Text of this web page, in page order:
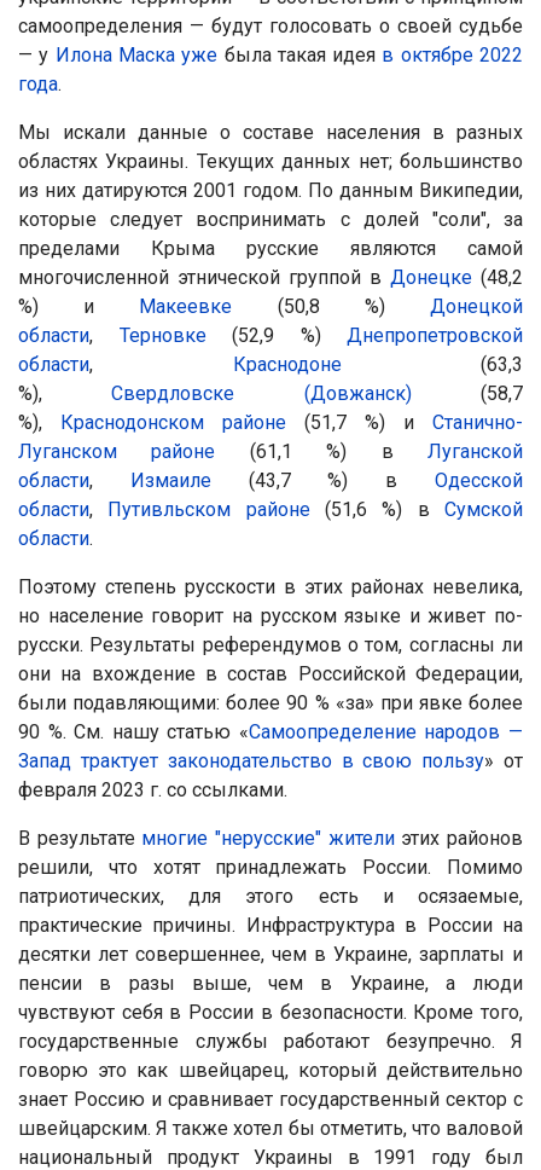
самоопределения — будут голосовать о своей судьбе
— у Илона Маска уже была такая идея в октябре 2022
года.
Мы искали данные о составе населения в разных
областях Украины. Текущих данных нет; большинство
из них датируются 2001 годом. По данным Википедии,
которые следует воспринимать с долей "соли", за
пределами Крыма русские являются самой
многочисленной этнической группой в Донецке (48,2
%) и Макеевке (50,8 %)Донецкой
области, Терновке(52,9 %) Днепропетровской
области, Краснодоне(63,3
%),Свердловске (Довжанск)(58,7
%), Краснодонском районе (51,7 %) и Станично-
Луганском районе (61,1 %) вЛуганской
области, Измаиле(43,7 %) вОдесской
области, Путивльском районе(51,6 %) вСумской
области.
Поэтому степень русскости в этих районах невелика,
но население говорит на русском языке и живет по-
русски. Результаты референдумов о том, согласны ли
они на вхождение в состав Российской Федерации,
были подавляющими: более 90 % «за» при явке более
90 %. См. нашу статью «Самоопределение народов —
Запад трактует законодательство в свою пользу» от
февраля 2023 г. со ссылками.
В результате многие "нерусские" жителиэтих районов
решили, что хотят принадлежать России. Помимо
патриотических, для этого есть и осязаемые,
практические причины. Инфраструктура в России на
десятки лет совершеннее, чем в Украине, зарплаты и
пенсии в разы выше, чем в Украине, а люди
чувствуют себя в России в безопасности. Кроме того,
государственные службы работают безупречно. Я
говорю это как швейцарец, который действительно
знает Россию и сравнивает государственный сектор с
швейцарским. Я также хотел бы отметить, что валовой
национальный продукт Украины в 1991 году был